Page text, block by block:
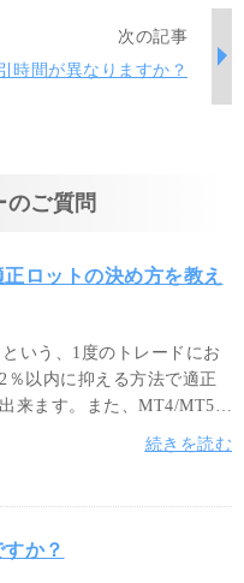
次の記事
時間が異なりますか？
のご質問
ロットの決め方を教え
いう、1度のトレードにお
％以内に抑える方法で適正
来ます。また、MT4/MT5に
ティ系インジケーターを活
ト数を計算して頂けます。
続きを読む
か？